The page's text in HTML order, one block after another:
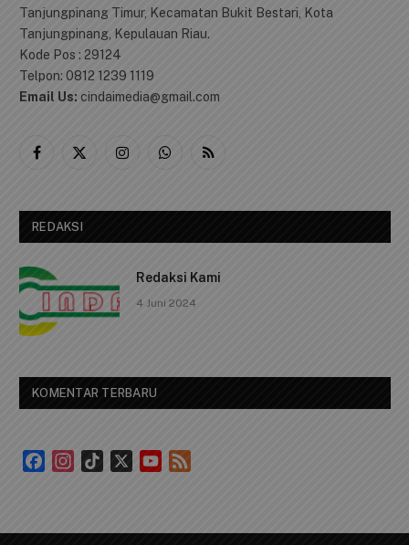
Tanjungpinang Timur, Kecamatan Bukit Bestari, Kota
Tanjungpinang, Kepulauan Riau.
Kode Pos : 29124
Telpon: 0812 1239 1119
Email Us: cindaimedia@gmail.com
Facebook
X
InstagramWhatsApp
RSS
REDAKSI
Redaksi Kami
4 Juni 2024
KOMENTAR TERBARU
FacebookInstagram
TikTok
YouTube